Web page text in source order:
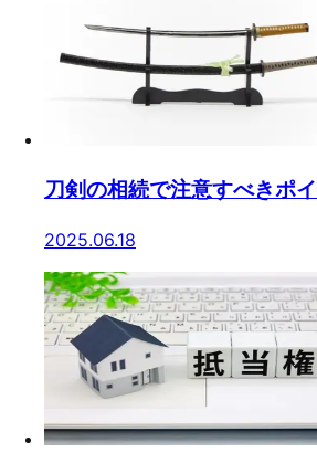
刀剣の相続で注意すべきポ
2025.06.18